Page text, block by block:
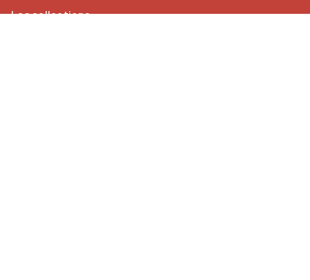
Les collections